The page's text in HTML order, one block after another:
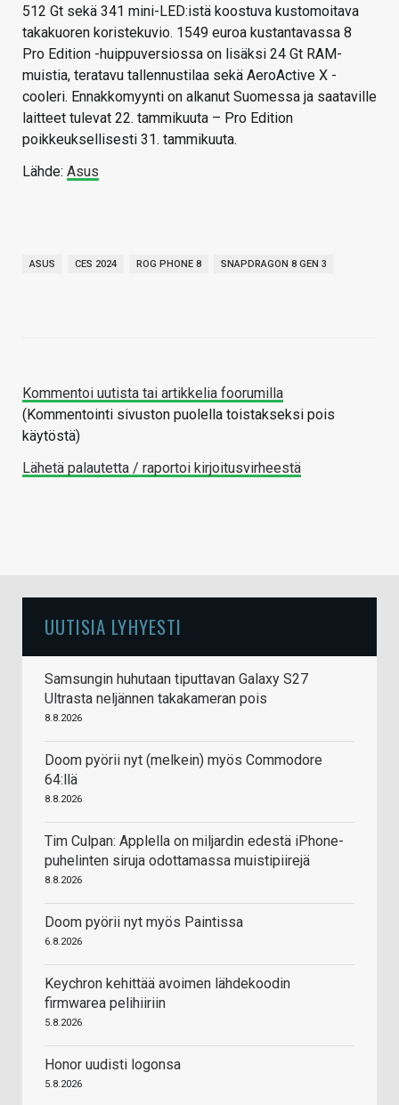
512 Gt sekä 341 mini-LED:istä koostuva kustomoitava
takakuoren koristekuvio. 1549 euroa kustantavassa 8
Pro Edition -huippuversiossa on lisäksi 24 Gt RAM-
muistia, teratavu tallennustilaa sekä AeroActive X -
cooleri. Ennakkomyynti on alkanut Suomessa ja saataville
laitteet tulevat 22. tammikuuta – Pro Edition
poikkeuksellisesti 31. tammikuuta.
Lähde: Asus
ASUS CES 2024 ROG PHONE 8 SNAPDRAGON 8 GEN 3
Kommentoi uutista tai artikkelia foorumilla
(Kommentointi sivuston puolella toistakseksi pois
käytöstä)
Lähetä palautetta / raportoi kirjoitusvirheestä
UUTISIA LYHYESTI
Samsungin huhutaan tiputtavan Galaxy S27
Ultrasta neljännen takakameran pois
8.8.2026
Doom pyörii nyt (melkein) myös Commodore
64:llä
8.8.2026
Tim Culpan: Applella on miljardin edestä iPhone-
puhelinten siruja odottamassa muistipiirejä
8.8.2026
Doom pyörii nyt myös Paintissa
6.8.2026
Keychron kehittää avoimen lähdekoodin
firmwarea pelihiiriin
5.8.2026
Honor uudisti logonsa
5.8.2026